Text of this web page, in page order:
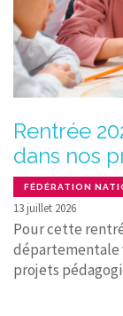
Rentrée
dans nos
FÉDÉRATION
13 juillet 2026
Pour cette
départementale
projets